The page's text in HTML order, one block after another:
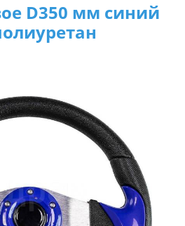
D350 мм синий